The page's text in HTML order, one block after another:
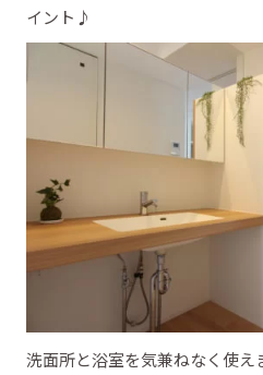
イント♪
洗面所と浴室を気兼ねなく使